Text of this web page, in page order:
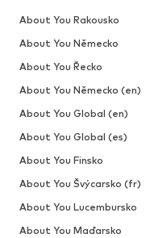
About You Rakousko
About You Německo
About You Řecko
About You Německo (en)
About You Global (en)
About You Global (es)
About You Finsko
About You Švýcarsko (fr)
About You Lucembursko
About You Maďarsko